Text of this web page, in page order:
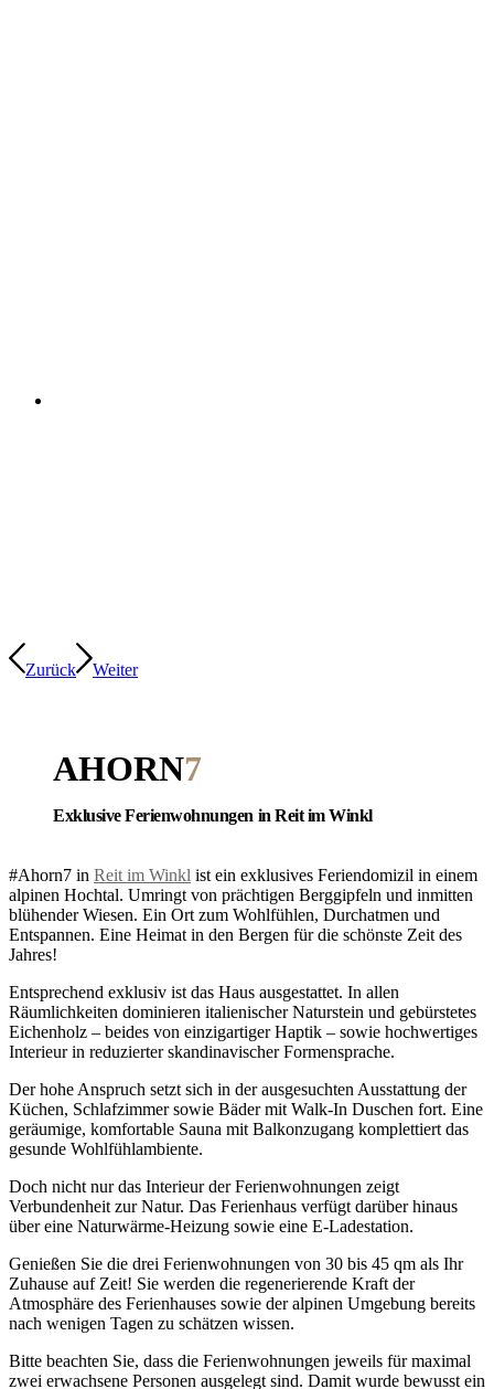
Zurück Weiter
AHORN7
Exklusive Ferienwohnungen in Reit im Winkl
#Ahorn7 in Reit im Winkl ist ein exklusives Feriendomizil in einem
alpinen Hochtal. Umringt von prächtigen Berggipfeln und inmitten
blühender Wiesen. Ein Ort zum Wohlfühlen, Durchatmen und
Entspannen. Eine Heimat in den Bergen für die schönste Zeit des
Jahres!
Entsprechend exklusiv ist das Haus ausgestattet. In allen
Räumlichkeiten dominieren italienischer Naturstein und gebürstetes
Eichenholz – beides von einzigartiger Haptik – sowie hochwertiges
Interieur in reduzierter skandinavischer Formensprache.
Der hohe Anspruch setzt sich in der ausgesuchten Ausstattung der
Küchen, Schlafzimmer sowie Bäder mit Walk-In Duschen fort. Eine
geräumige, komfortable Sauna mit Balkonzugang komplettiert das
gesunde Wohlfühlambiente.
Doch nicht nur das Interieur der Ferienwohnungen zeigt
Verbundenheit zur Natur. Das Ferienhaus verfügt darüber hinaus
über eine Naturwärme-Heizung sowie eine E-Ladestation.
Genießen Sie die drei Ferienwohnungen von 30 bis 45 qm als Ihr
Zuhause auf Zeit! Sie werden die regenerierende Kraft der
Atmosphäre des Ferienhauses sowie der alpinen Umgebung bereits
nach wenigen Tagen zu schätzen wissen.
Bitte beachten Sie, dass die Ferienwohnungen jeweils für maximal
zwei erwachsene Personen ausgelegt sind. Damit wurde bewusst ein